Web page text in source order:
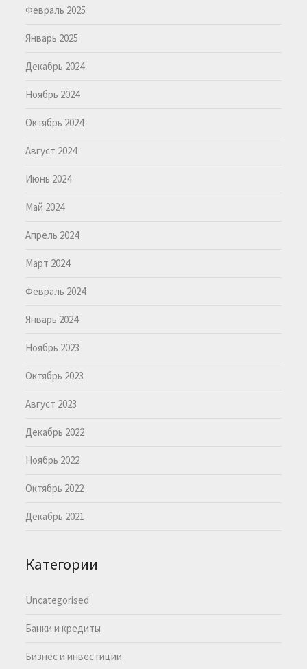
Февраль 2025
Январь 2025
Декабрь 2024
Ноябрь 2024
Октябрь 2024
Август 2024
Июнь 2024
Май 2024
Апрель 2024
Март 2024
Февраль 2024
Январь 2024
Ноябрь 2023
Октябрь 2023
Август 2023
Декабрь 2022
Ноябрь 2022
Октябрь 2022
Декабрь 2021
Категории
Uncategorised
Банки и кредиты
Бизнес и инвестиции